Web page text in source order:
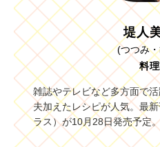
堤人
(つつみ
料
雑誌やテレビなど多方面で
夫加えたレシピが人気。最
ラス）が10月28日発売予定